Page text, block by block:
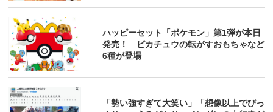
ハッピーセット「ポケモン」第1弾が本日
発売！ ピカチュウの転がすおもちゃなど
6種が登場
「勢い強すぎて大笑い」「想像以上でびっ